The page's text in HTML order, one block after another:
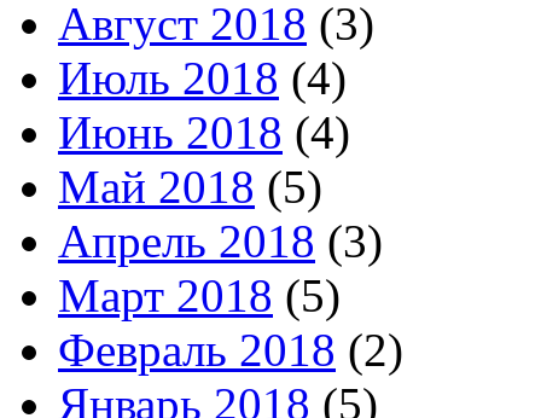
Август 2018 (3)
Июль 2018 (4)
Июнь 2018 (4)
Май 2018 (5)
Апрель 2018 (3)
Март 2018 (5)
Февраль 2018 (2)
Январь 2018 (5)